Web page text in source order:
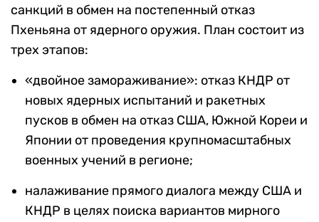
санкций в обмен на постепенный отказ
Пхеньяна от ядерного оружия. План состоит из
трех этапов:
«двойное замораживание»: отказ КНДР от
новых ядерных испытаний и ракетных
пусков в обмен на отказ США, Южной Кореи и
Японии от проведения крупномасштабных
военных учений в регионе;
налаживание прямого диалога между США и
КНДР в целях поиска вариантов мирного